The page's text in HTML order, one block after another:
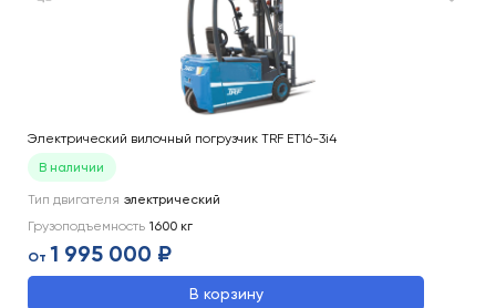
Электрический вилочный погрузчик TRF ET16-3i4
В наличии
Тип двигателя электрический
Грузоподъемность 1600 кг
От 1 995 000 ₽
В корзину